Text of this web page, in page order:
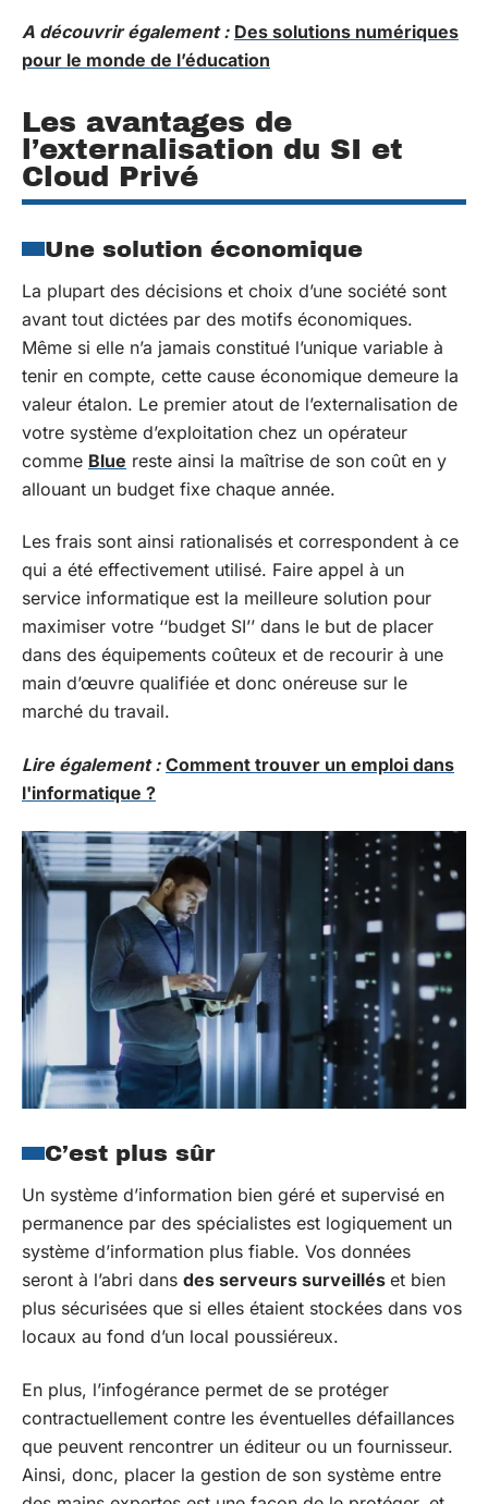
A découvrir également : Des solutions numériques
pour le monde de l’éducation
Les avantages de
l’externalisation du SI et
Cloud Privé
Une solution économique
La plupart des décisions et choix d’une société sont
avant tout dictées par des motifs économiques.
Même si elle n’a jamais constitué l’unique variable à
tenir en compte, cette cause économique demeure la
valeur étalon. Le premier atout de l’externalisation de
votre système d’exploitation chez un opérateur
comme Blue reste ainsi la maîtrise de son coût en y
allouant un budget fixe chaque année.
Les frais sont ainsi rationalisés et correspondent à ce
qui a été effectivement utilisé. Faire appel à un
service informatique est la meilleure solution pour
maximiser votre ‘‘budget SI’’ dans le but de placer
dans des équipements coûteux et de recourir à une
main d’œuvre qualifiée et donc onéreuse sur le
marché du travail.
Lire également : Comment trouver un emploi dans
l'informatique ?
C’est plus sûr
Un système d’information bien géré et supervisé en
permanence par des spécialistes est logiquement un
système d’information plus fiable. Vos données
seront à l’abri dans des serveurs surveillés et bien
plus sécurisées que si elles étaient stockées dans vos
locaux au fond d’un local poussiéreux.
En plus, l’infogérance permet de se protéger
contractuellement contre les éventuelles défaillances
que peuvent rencontrer un éditeur ou un fournisseur.
Ainsi, donc, placer la gestion de son système entre